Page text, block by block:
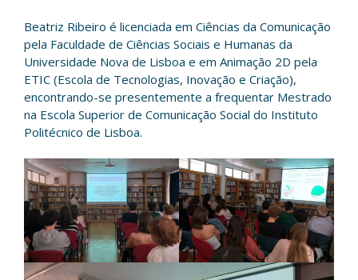
Beatriz Ribeiro é licenciada em Ciências da Comunicação
pela Faculdade de Ciências Sociais e Humanas da
Universidade Nova de Lisboa e em Animação 2D pela
ETIC (Escola de Tecnologias, Inovação e Criação),
encontrando-se presentemente a frequentar Mestrado
na Escola Superior de Comunicação Social do Instituto
Politécnico de Lisboa.